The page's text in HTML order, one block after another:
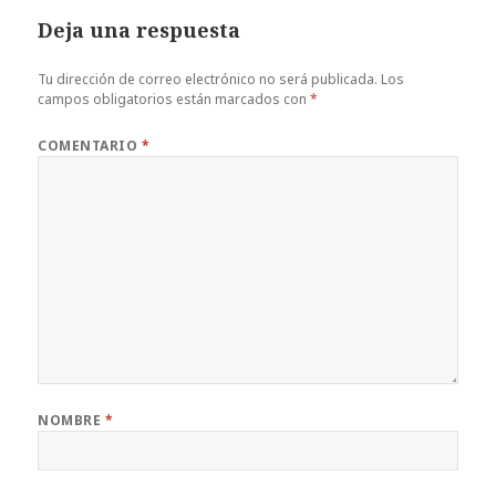
Deja una respuesta
Tu dirección de correo electrónico no será publicada. Los
campos obligatorios están marcados con*
COMENTARIO *
NOMBRE *